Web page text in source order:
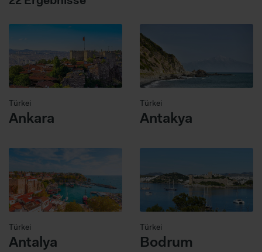
Türkei
Ankara
Türkei
Antakya
Türkei
Antalya
Türkei
Bodrum